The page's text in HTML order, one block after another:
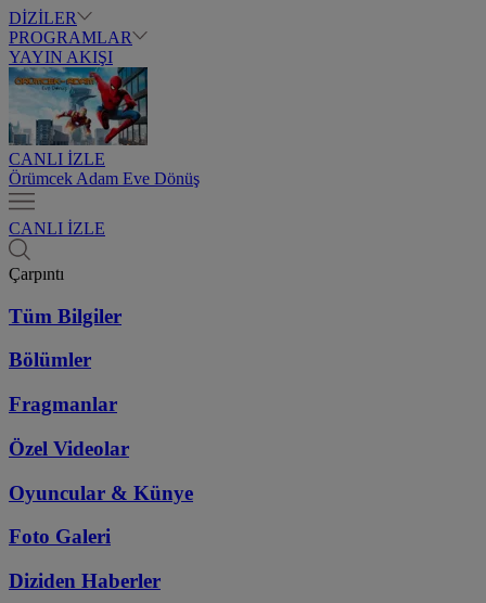
DİZİLER
PROGRAMLAR
YAYIN AKIŞI
CANLI İZLE
Örümcek Adam Eve Dönüş
CANLI İZLE
Çarpıntı
Tüm Bilgiler
Bölümler
Fragmanlar
Özel Videolar
Oyuncular & Künye
Foto Galeri
Diziden Haberler